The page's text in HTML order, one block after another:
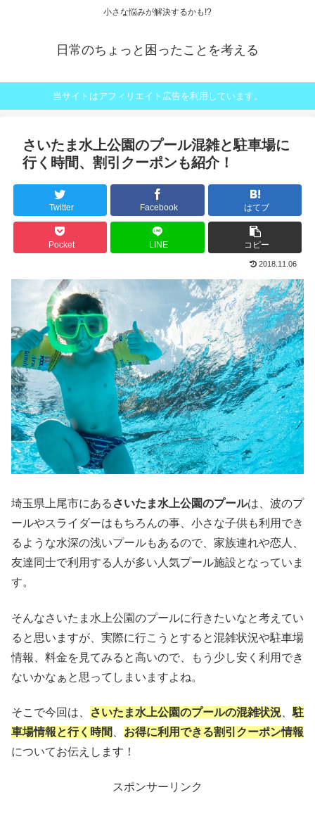
小さな悩みが解決するかも!?
日常のちょっと困ったことを考える
当サイトはアフィリエイト広告を利用しています。
さいたま水上公園のプール混雑と駐車場に
行く時間、割引クーポンも紹介！
Twitter Facebook はてブ
Pocket LINE コピー
2018.11.06
埼玉県上尾市にある さいたま水上公園のプールは、波のプ
ールやスライダーはもちろんの事、小さな子供も利用でき
るような水深の浅いプールもあるので、家族連れや恋人、
友達同士で利用する人が多い人気プール施設となっていま
す。
そんなさいたま水上公園のプールに行きたいなと考えてい
ると思いますが、実際に行こうとすると混雑状況や駐車場
情報、料金を見てみると高いので、もう少し安く利用でき
ないかなぁと思ってしまいますよね。
そこで今回は、 さいたま水上公園のプールの混雑状況
駐
車場情報と行く時間
お得に利用できる割引クーポン情報
についてお伝えします！
スポンサーリンク